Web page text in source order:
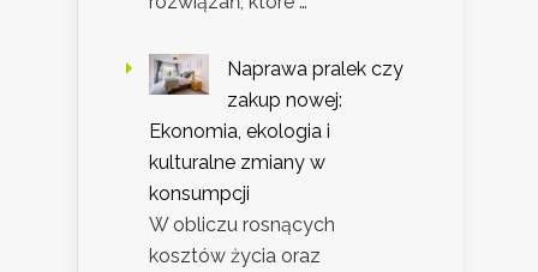
Naprawa pralek czy
zakup nowej:
Ekonomia, ekologia i
kulturalne zmiany w
konsumpcji
W obliczu rosnących
kosztów życia oraz